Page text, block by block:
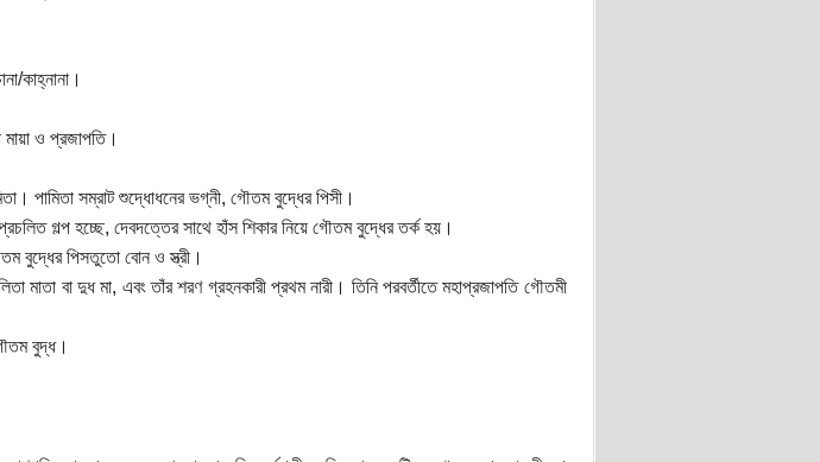
কাহ্নানা।
ও প্রজাপতি।
পামিতা সম্রাট শুদ্ধোধনের ভগ্নী, গৌতম বুদ্ধের পিসী।
গল্প হচ্ছে, দেবদত্তের সাথে হাঁস শিকার নিয়ে গৌতম বুদ্ধের তর্ক হয়।
বুদ্ধের পিসতুতো বোন ও স্ত্রী।
মাতা বা দুধ মা, এবং তাঁর শরণ গ্রহনকারী প্রথম নারী। তিনি পরবর্তীতে মহাপ্রজাপতি গৌতমী
বুদ্ধ।